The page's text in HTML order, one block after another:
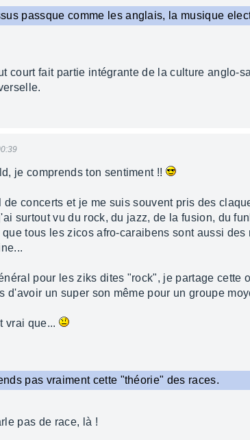
passque comme les anglais, la musique
court fait partie intégrante de la culture
je comprends ton sentiment !!
de concerts et je me suis souvent pris des
surtout vu du rock, du jazz, de la fusion, du
que tous les zicos afro-caraibens sont aussi
pour les ziks dites "rock", je partage
d'avoir un super son même pour un groupe
vrai que...
pas vraiment cette "théorie" des races.
pas de race, là !